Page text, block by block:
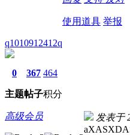
使用道具 举报
q1010912412q
0
主题
367
帖子
464
积分
高级会员 发表于